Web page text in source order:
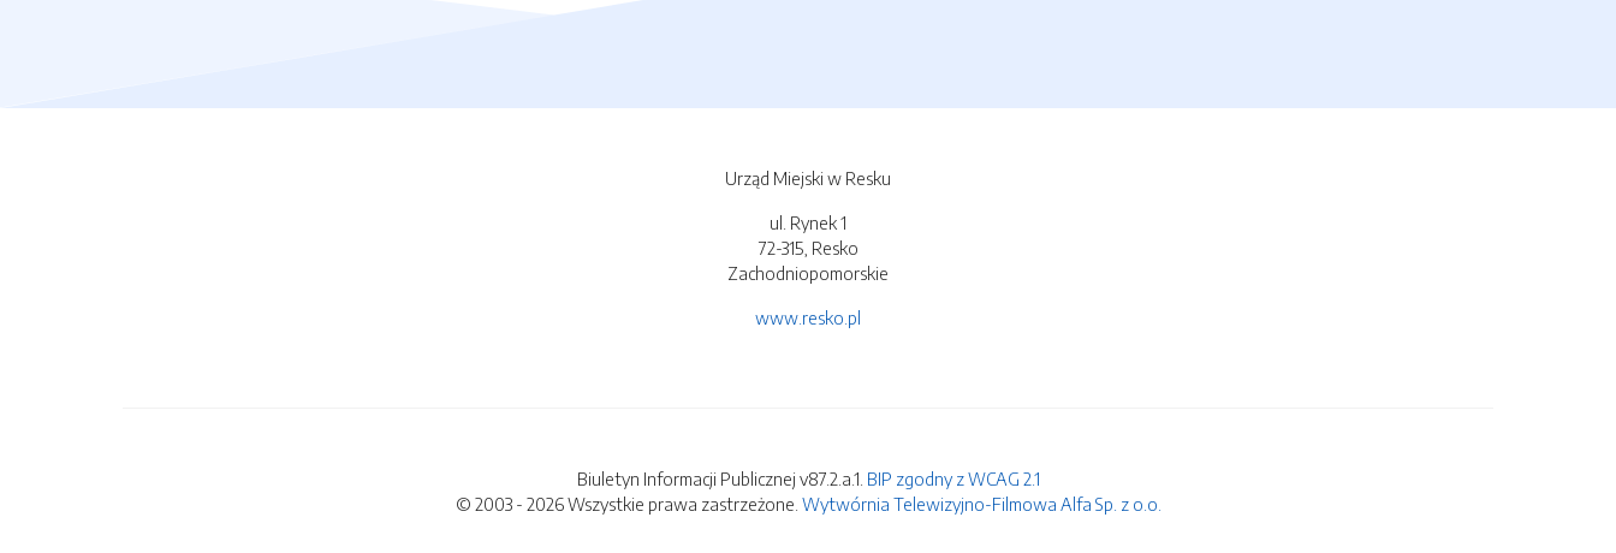
Urząd Miejski w Resku
ul. Rynek 1
72-315, Resko
Zachodniopomorskie
www.resko.pl
Biuletyn Informacji Publicznej v87.2.a.1. BIP zgodny z WCAG 2.1
© 2003 - 2026 Wszystkie prawa zastrzeżone. Wytwórnia Telewizyjno-Filmowa Alfa Sp. z o.o.